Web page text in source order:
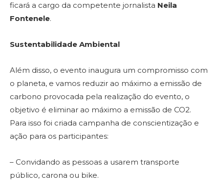
ficará a cargo da competente jornalista Neila
Fontenele.
Sustentabilidade Ambiental
Além disso, o evento inaugura um compromisso com
o planeta, e vamos reduzir ao máximo a emissão de
carbono provocada pela realização do evento, o
objetivo é eliminar ao máximo a emissão de CO2.
Para isso foi criada campanha de conscientização e
ação para os participantes:
– Convidando as pessoas a usarem transporte
público, carona ou bike.